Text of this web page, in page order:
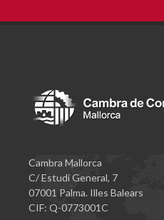
Cambra Mallorca
C/ Estudi General, 7
07001 Palma. Illes Balears
CIF: Q-0773001C